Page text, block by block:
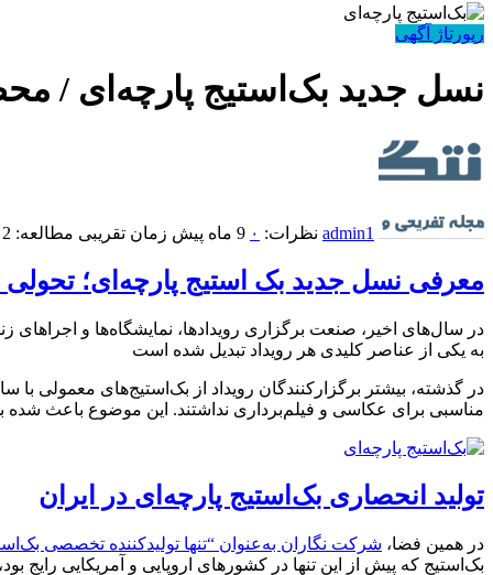
رپورتاژ آگهی
نسل جدید بک‌استیج پارچه‌ای /
admin1 نظرات: ۰ 9 ماه پیش زمان تقریبی مطالعه: 2 دقیقه
معرفی نسل جدید بک ‌استیج پارچه‌ای؛
در سال‌های اخیر، صنعت برگزاری رویدادها، نمایشگاه‌ها و
به یکی از عناصر کلیدی هر رویداد تبدیل شده است
در گذشته، بیشتر برگزارکنندگان رویداد از بک‌استیج‌های معمولی
مناسبی برای عکاسی و فیلم‌برداری نداشتند. این موضوع باعث شده
تولید انحصاری بک‌استیج پارچه‌ای در ایران
در همین فضا، شرکت نگاران به‌عنوان “تنها تولیدکننده تخصصی
بک‌استیج که پیش از این تنها در کشورهای اروپایی و آمریکایی رایج